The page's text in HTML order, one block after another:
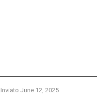
Inviato June 12, 2025